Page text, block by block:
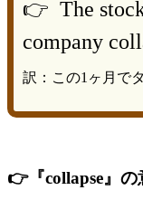
👉 The
company
訳：この1ヶ月で
👉『collapse』